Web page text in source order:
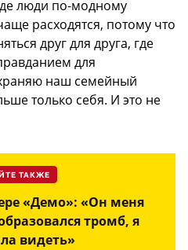
люди по-модному
расходятся, потому что
друг для друга, где
для
наш семейный
только себя. И это не
ТАКЖЕ
«Демо»: «Он меня
тромб, я
видеть»